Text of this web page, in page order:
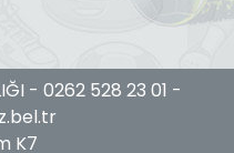
- 0262 528 23 01 -
K7